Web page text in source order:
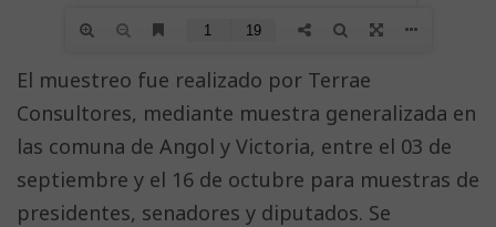
El muestreo fue realizado por Terrae
Consultores, mediante muestra generalizada en
las comuna de Angol y Victoria, entre el 03 de
septiembre y el 16 de octubre para muestras de
presidentes, senadores y diputados. Se